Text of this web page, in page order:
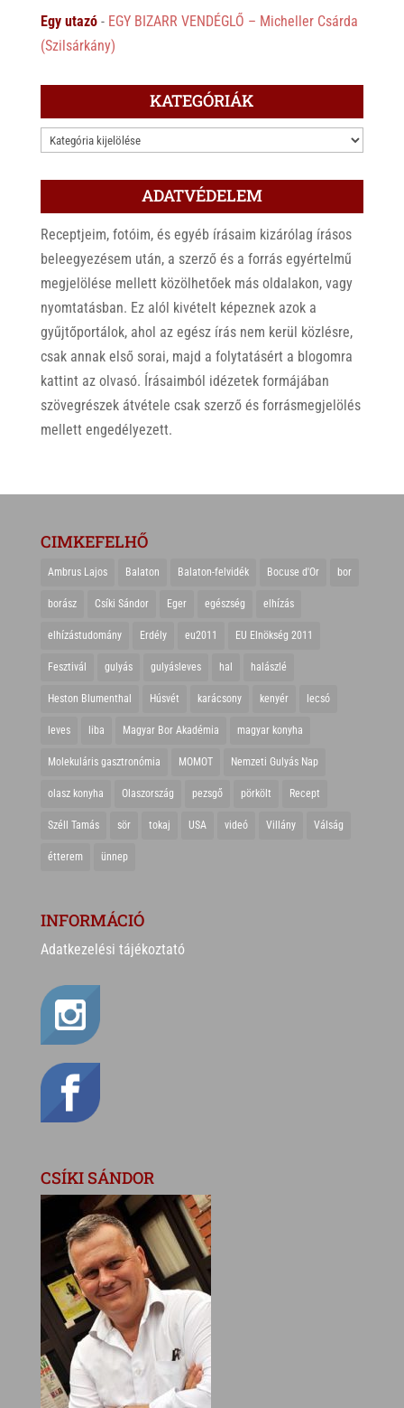
Egy utazó- EGY BIZARR VENDÉGLŐ – Micheller Csárda
(Szilsárkány)
KATEGÓRIÁK
KATEGÓRIÁK
ADATVÉDELEM
Receptjeim, fotóim, és egyéb írásaim kizárólag írásos
beleegyezésem után, a szerző és a forrás egyértelmű
megjelölése mellett közölhetőek más oldalakon, vagy
nyomtatásban. Ez alól kivételt képeznek azok a
gyűjtőportálok, ahol az egész írás nem kerül közlésre,
csak annak első sorai, majd a folytatásért a blogomra
kattint az olvasó. Írásaimból idézetek formájában
szövegrészek átvétele csak szerző és forrásmegjelölés
mellett engedélyezett.
CIMKEFELHŐ
Ambrus Lajos Balaton Balaton-felvidék Bocuse d'Or bor
borász Csíki Sándor Eger egészség elhízás
elhízástudomány Erdély eu2011 EU Elnökség 2011
Fesztivál gulyás gulyásleves hal halászlé
Heston Blumenthal Húsvét karácsony kenyér lecsó
leves liba Magyar Bor Akadémia magyar konyha
Molekuláris gasztronómia MOMOT Nemzeti Gulyás Nap
olasz konyha Olaszország pezsgő pörkölt Recept
Széll Tamás sör tokaj USA videó Villány Válság
étterem ünnep
INFORMÁCIÓ
Adatkezelési tájékoztató
CSÍKI SÁNDOR